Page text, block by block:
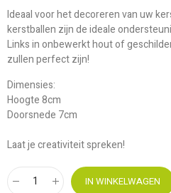
Ideaal voor het decoreren van uw
kerstballen zijn de ideale
Links in onbewerkt hout of
zullen perfect zijn!
Dimensies:
Hoogte 8cm
Doorsnede 7cm
Laat je creativiteit spreken!
IN WINKELWAGEN